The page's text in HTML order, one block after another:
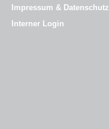
Impressum & Datenschutz
Interner Login